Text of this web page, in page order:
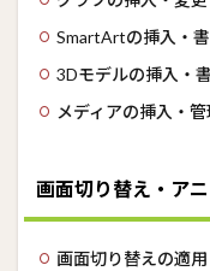
SmartArtの挿入・
3Dモデルの挿入・
メディアの挿入・
画面切り替え・ア
画面切り替えの適